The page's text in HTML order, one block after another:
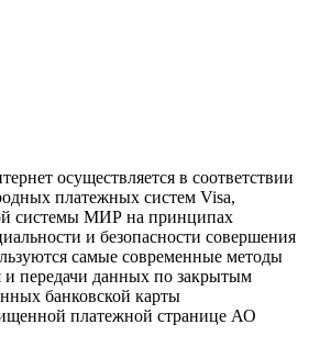
осуществляется в соответствии
платежных систем Visa,
системы МИР на принципах
и безопасности совершения
самые современные методы
передачи данных по закрытым
банковской карты
платежной странице АО